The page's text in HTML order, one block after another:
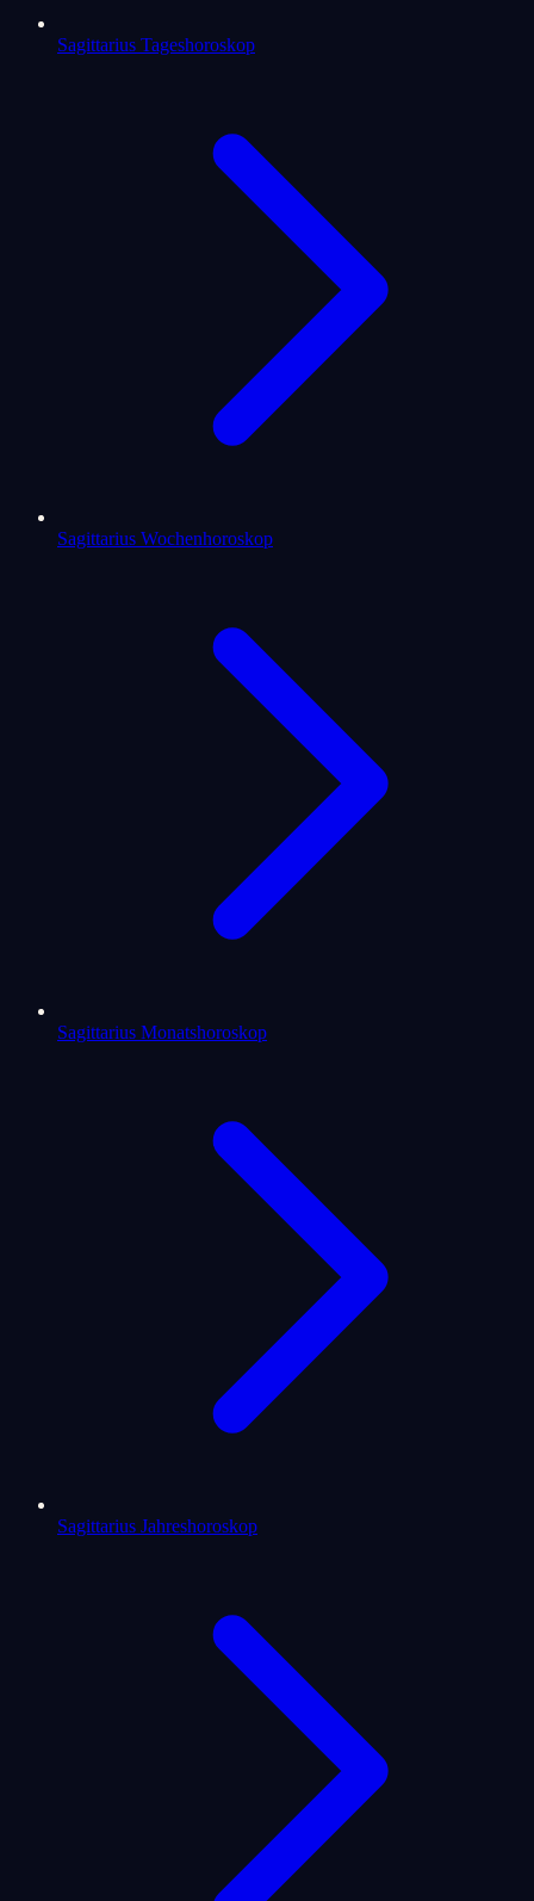
Sagittarius Tageshoroskop
Sagittarius Wochenhoroskop
Sagittarius Monatshoroskop
Sagittarius Jahreshoroskop